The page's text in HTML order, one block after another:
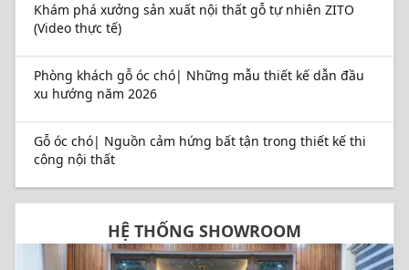
Khám phá xưởng sản xuất nội thất gỗ tự nhiên ZITO
(Video thực tế)
Phòng khách gỗ óc chó| Những mẫu thiết kế dẫn đầu
xu hướng năm 2026
Gỗ óc chó| Nguồn cảm hứng bất tận trong thiết kế thi
công nội thất
HỆ THỐNG SHOWROOM